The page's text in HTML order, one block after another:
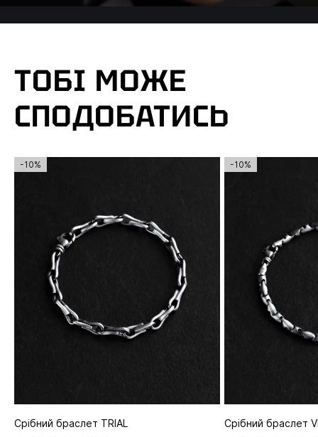
ТОБІ МОЖЕ
СПОДОБАТИСЬ
-10%
Срібний браслет TRIAL
-10%
Срібний браслет